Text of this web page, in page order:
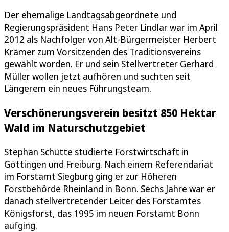
Der ehemalige Landtagsabgeordnete und
Regierungspräsident Hans Peter Lindlar war im April
2012 als Nachfolger von Alt-Bürgermeister Herbert
Krämer zum Vorsitzenden des Traditionsvereins
gewählt worden. Er und sein Stellvertreter Gerhard
Müller wollen jetzt aufhören und suchten seit
Längerem ein neues Führungsteam.
Verschönerungsverein besitzt 850 Hektar
Wald im Naturschutzgebiet
Stephan Schütte studierte Forstwirtschaft in
Göttingen und Freiburg. Nach einem Referendariat
im Forstamt Siegburg ging er zur Höheren
Forstbehörde Rheinland in Bonn. Sechs Jahre war er
danach stellvertretender Leiter des Forstamtes
Königsforst, das 1995 im neuen Forstamt Bonn
aufging.